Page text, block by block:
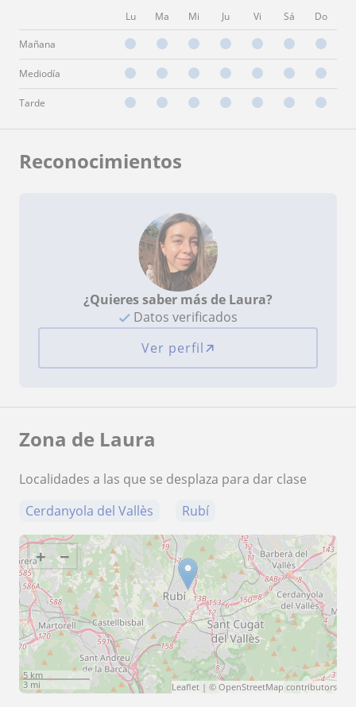
Lu Ma Mi Ju Vi Sá Do
Mañana
Mediodía
Tarde
Reconocimientos
¿Quieres saber más de Laura?
Datos verificados
Ver perfil
Zona de Laura
Localidades a las que se desplaza para dar clase
Cerdanyola del Vallès
Rubí
+ −
5 km
3 mi
Leaflet | © OpenStreetMap contributors